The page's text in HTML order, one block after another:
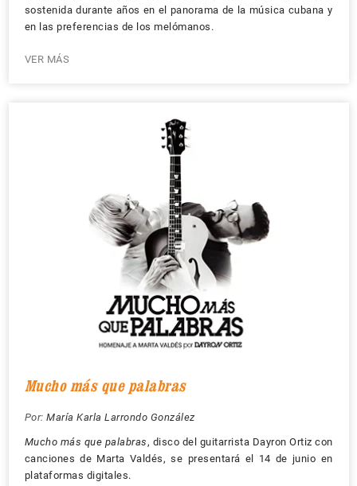
sostenida durante años en el panorama de la música cubana y
en las preferencias de los melómanos.
VER MÁS
Mucho más que palabras
Por: María Karla Larrondo González
Mucho más que palabras , disco del guitarrista Dayron Ortiz con
canciones de Marta Valdés, se presentará el 14 de junio en
plataformas digitales.